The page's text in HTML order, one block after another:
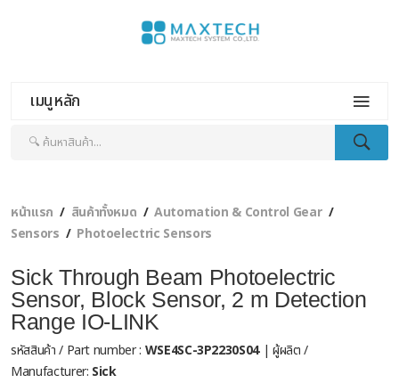
เมนูหลัก
หน้าแรก สินค้าทั้งหมด
Automation & Control Gear
Sensors
Photoelectric Sensors
Sick Through Beam Photoelectric
Sensor, Block Sensor, 2 m Detection
Range IO-LINK
รหัสสินค้า / Part number : WSE4SC-3P2230S04| ผู้ผลิต /
Manufacturer: Sick